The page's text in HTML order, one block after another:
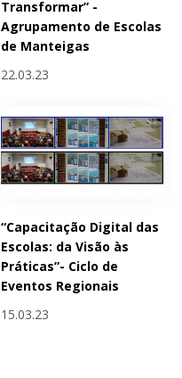
Transformar” -
Agrupamento de Escolas
de Manteigas
22.03.23
“Capacitação Digital das
Escolas: da Visão às
Práticas”- Ciclo de
Eventos Regionais
15.03.23